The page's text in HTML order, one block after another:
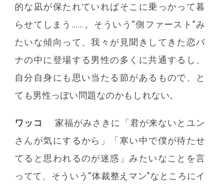
的な凪が保たれていればそこに乗っかって暮
らせてしまう……。そういう“側ファースト”み
たいな傾向って、我々が見聞きしてきた恋バ
ナの中に登場する男性の多くに共通するし、
自分自身にも思い当たる節があるもので、と
ても男性っぽい問題なのかもしれない。
ワッコ
家福がみさきに「君が来ないとユン
さんが気にするから」「寒い中で僕が待たせ
てると思われるのが迷惑」みたいなことを言
ってて、そういう“体裁整えマン”なところにイ